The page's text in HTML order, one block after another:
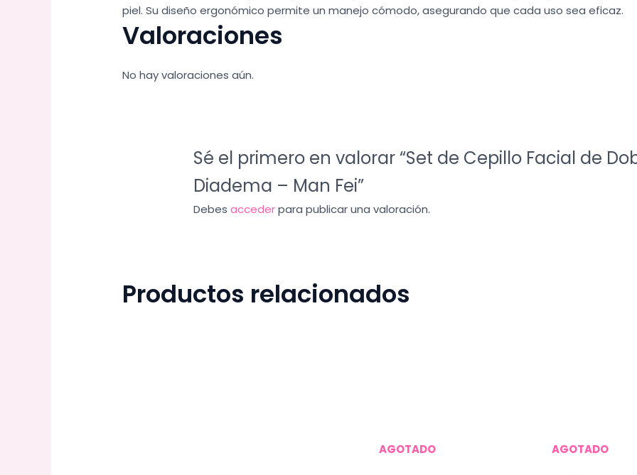
piel. Su diseño ergonómico permite un manejo cómodo, asegurando que cada uso sea eficaz.
Valoraciones
No hay valoraciones aún.
Sé el primero en valorar “Set de Cepillo Facial de
Diadema – Man Fei”
Debesaccederpara publicar una valoración.
Productos relacionados
AGOTADO AGOTADO